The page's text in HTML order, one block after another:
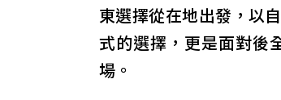
東選擇從在地出發，以
式的選擇，更是面對後
場。